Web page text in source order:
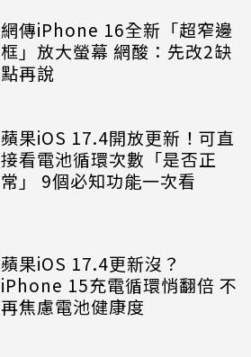
網傳iPhone 16全新「超窄邊
框」放大螢幕 網酸：先改2缺
點再說
蘋果iOS 17.4開放更新！可直
接看電池循環次數「是否正
常」 9個必知功能一次看
蘋果iOS 17.4更新沒？
iPhone 15充電循環悄翻倍 不
再焦慮電池健康度